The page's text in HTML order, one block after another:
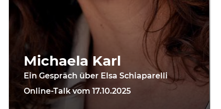
Michaela Karl
Ein Gespräch über Elsa Schiaparelli
Online-Talk vom 17.10.2025